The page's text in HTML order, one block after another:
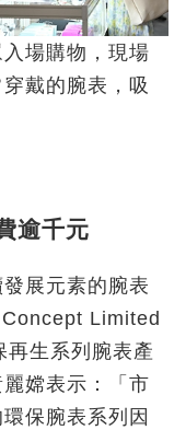
場購物，現場
戴的腕表，吸
逾千元
展元素的腕表
Limited
生系列腕表產
嫦表示：「市
保腕表系列因